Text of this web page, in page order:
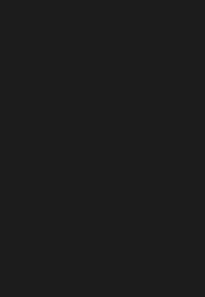
– κινούμενες